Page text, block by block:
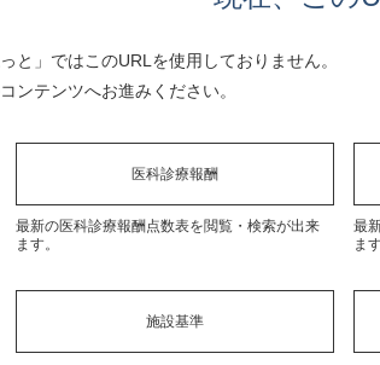
と」ではこのURLを使用しておりません。
ンテンツへお進みください。
医科診療報酬
最新の医科診療報酬点数表を閲覧・検索が出来
ます。
最
ま
施設基準